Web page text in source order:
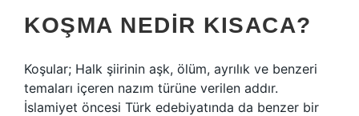
KOŞMA NEDIR KISACA?
Koşular; Halk şiirinin aşk, ölüm, ayrılık ve benzeri
temaları içeren nazım türüne verilen addır.
İslamiyet öncesi Türk edebiyatında da benzer bir